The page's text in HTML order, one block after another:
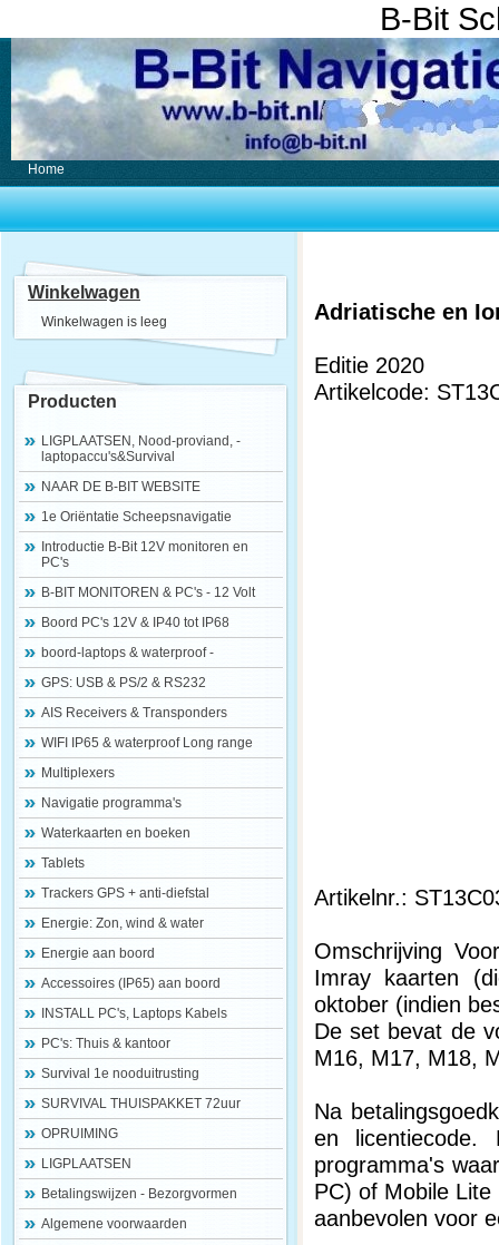
B-Bit
Home
Winkelwagen
Winkelwagen is leeg
Producten
LIGPLAATSEN, Nood-proviand, -
laptopaccu's&Survival
NAAR DE B-BIT WEBSITE
1e Oriëntatie Scheepsnavigatie
Introductie B-Bit 12V monitoren en
PC's
B-BIT MONITOREN & PC's - 12 Volt
Boord PC's 12V & IP40 tot IP68
boord-laptops & waterproof -
GPS: USB & PS/2 & RS232
AIS Receivers & Transponders
WIFI IP65 & waterproof Long range
Multiplexers
Navigatie programma's
Waterkaarten en boeken
Tablets
Trackers GPS + anti-diefstal
Energie: Zon, wind & water
Energie aan boord
Accessoires (IP65) aan boord
INSTALL PC's, Laptops Kabels
PC's: Thuis & kantoor
Survival 1e nooduitrusting
SURVIVAL THUISPAKKET 72uur
OPRUIMING
LIGPLAATSEN
Betalingswijzen - Bezorgvormen
Algemene voorwaarden
Adriatische en
Editie 2020
Artikelcode:
Artikelnr.:
Omschrijving
Imray kaarten
oktober (indien
De set bevat de
M16, M17, M18,
Na
en
programma's
PC) of Mobile
aanbevolen voor